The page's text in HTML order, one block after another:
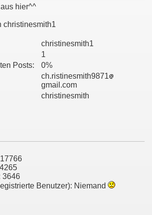
hier^^
christinesmith1
christinesmith1
1
Posts:
0%
ch.ristinesmith9871
gmail.com
christinesmith
3646
Benutzer): Niemand